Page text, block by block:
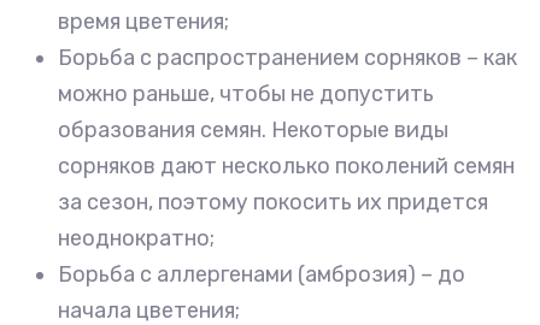
время цветения;
Борьба с распространением сорняков – как
можно раньше, чтобы не допустить
образования семян. Некоторые виды
сорняков дают несколько поколений семян
за сезон, поэтому покосить их придется
неоднократно;
Борьба с аллергенами (амброзия) – до
начала цветения;